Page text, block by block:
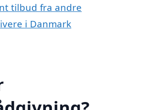
tilbud fra andre
i Danmark